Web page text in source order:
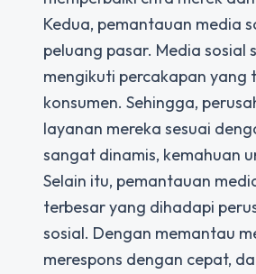
Kedua, pemantauan media
peluang pasar. Media
mengikuti percakapan
konsumen. Sehingga,
layanan mereka sesuai
sangat dinamis, kemahuan
Selain itu, pemantauan
terbesar yang dihadapi
sosial. Dengan memantau
merespons dengan cepat,